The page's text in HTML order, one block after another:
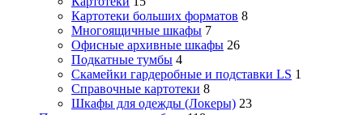
Картотеки больших форматов 8
Многоящичные шкафы 7
Офисные архивные шкафы 26
Подкатные тумбы 4
Скамейки гардеробные и подставки LS 1
Справочные картотеки 8
Шкафы для одежды (Локеры) 23